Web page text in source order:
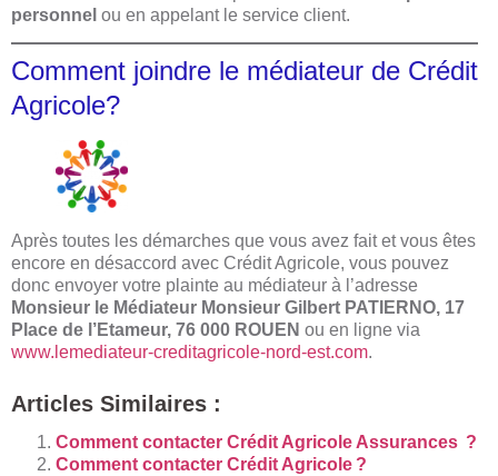
personnel ou en appelant le service client.
Comment joindre le médiateur de Crédit
Agricole?
Après toutes les démarches que vous avez fait et vous êtes
encore en désaccord avec Crédit Agricole, vous pouvez
donc envoyer votre plainte au médiateur à l’adresse
Monsieur le Médiateur Monsieur Gilbert PATIERNO, 17
Place de l’Etameur, 76 000 ROUEN ou en ligne via
www.lemediateur-creditagricole-nord-est.com.
Articles Similaires :
Comment contacter Crédit Agricole Assurances ?
Comment contacter Crédit Agricole ?